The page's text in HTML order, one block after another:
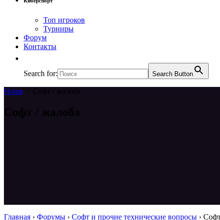
Топ игроков
Турниры
Форум
Контакты
Search for: Search Button
Home Софт / жалоба
Софт / жалоба
Главная › Форумы › Софт и прочие технические вопросы ›